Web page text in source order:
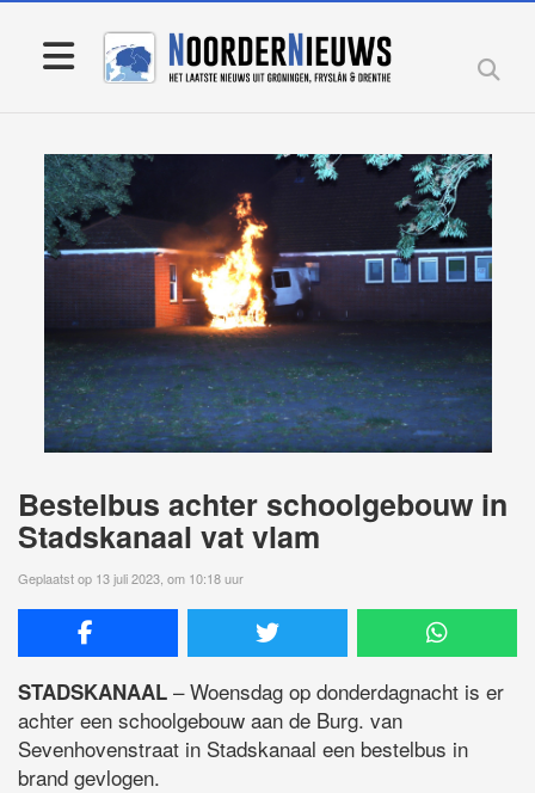
Bestelbus achter schoolgebouw in
Stadskanaal vat vlam
Geplaatst op 13 juli 2023, om 10:18 uur
STADSKANAAL – Woensdag op donderdagnacht is er
achter een schoolgebouw aan de Burg. van
Sevenhovenstraat in Stadskanaal een bestelbus in
brand gevlogen.